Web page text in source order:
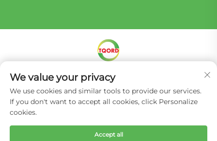
Upphovsrätt © Miracle Oruide (Guangzhou) Auto
Parts Remanufacturing Co., Ltd. -
Integritetspolicy
We value your privacy
We use cookies and similar tools to provide our services.
If you don't want to accept all cookies, click Personalize
cookies.
Accept all